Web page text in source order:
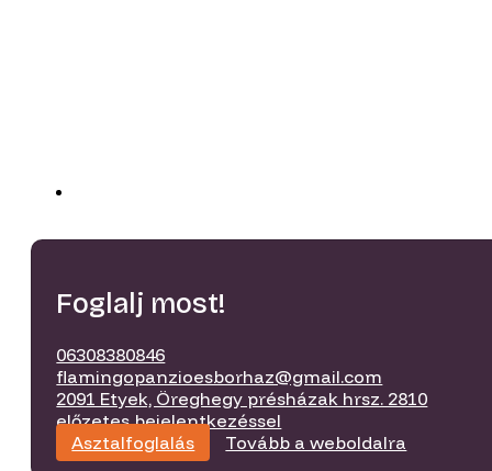
Foglalj most!
06308380846
flamingopanzioesborhaz@gmail.com
2091 Etyek, Öreghegy présházak hrsz. 2810
előzetes bejelentkezéssel
Asztalfoglalás
Tovább a weboldalra